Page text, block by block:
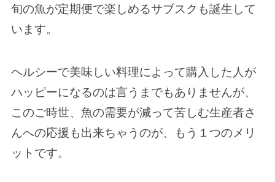
旬の魚が定期便で楽しめるサブスクも誕生して
います。
ヘルシーで美味しい料理によって購入した人が
ハッピーになるのは言うまでもありませんが、
このご時世、魚の需要が減って苦しむ生産者さ
んへの応援も出来ちゃうのが、もう１つのメリ
ットです。